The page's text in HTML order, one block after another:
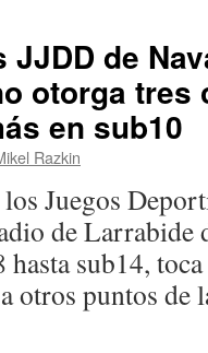
marea
del
40%
de
los
los
JJDD
de
Navarra
2
de
2):
Seis
naranjas
más
de
otorga
en sub10
Razkin
Juegos
de Larrabide
hasta sub14,
otros puntos